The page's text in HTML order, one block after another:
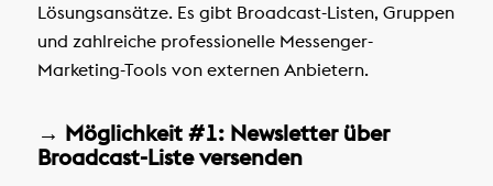
Lösungsansätze. Es gibt Broadcast-Listen, Gruppen
und zahlreiche professionelle Messenger-
Marketing-Tools von externen Anbietern.
→ Möglichkeit #1: Newsletter über
Broadcast-Liste versenden